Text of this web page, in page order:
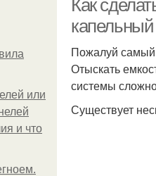
или
и что
Как
Пожалуй самый
Отыскать
системы
Существует